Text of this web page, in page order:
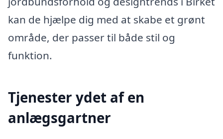
kan de hjælpe dig med at skabe et grønt
område, der passer til både stil og
funktion.
Tjenester ydet af en
anlægsgartner